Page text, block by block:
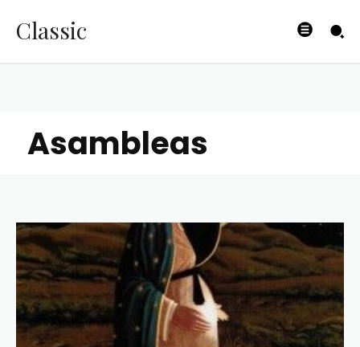
Classic
Asambleas